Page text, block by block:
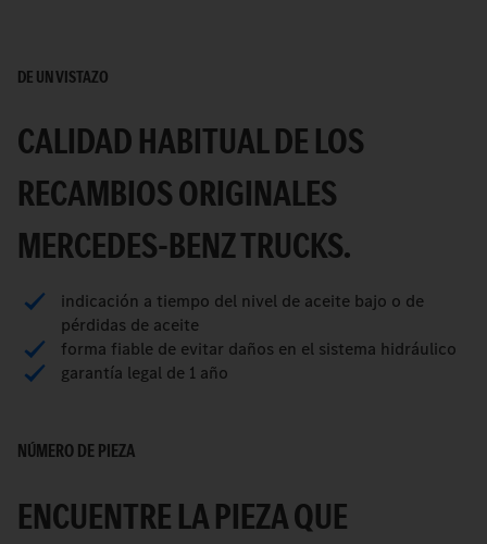
DE UN VISTAZO
CALIDAD HABITUAL DE LOS
RECAMBIOS ORIGINALES
MERCEDES-BENZ TRUCKS.
indicación a tiempo del nivel de aceite bajo o de
pérdidas de aceite
forma fiable de evitar daños en el sistema hidráulico
garantía legal de 1 año
NÚMERO DE PIEZA
ENCUENTRE LA PIEZA QUE